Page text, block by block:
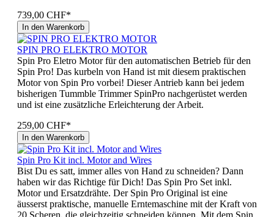
739,00 CHF*
In den Warenkorb
SPIN PRO ELEKTRO MOTOR
Spin Pro Eletro Motor für den automatischen Betrieb für den
Spin Pro! Das kurbeln von Hand ist mit diesem praktischen
Motor von Spin Pro vorbei! Dieser Antrieb kann bei jedem
bisherigen Tummble Trimmer SpinPro nachgerüstet werden
und ist eine zusätzliche Erleichterung der Arbeit.
259,00 CHF*
In den Warenkorb
Spin Pro Kit incl. Motor and Wires
Bist Du es satt, immer alles von Hand zu schneiden? Dann
haben wir das Richtige für Dich! Das Spin Pro Set inkl.
Motor und Ersatzdrähte. Der Spin Pro Original ist eine
äusserst praktische, manuelle Erntemaschine mit der Kraft von
20 Scheren, die gleichzeitig schneiden können. Mit dem Spin